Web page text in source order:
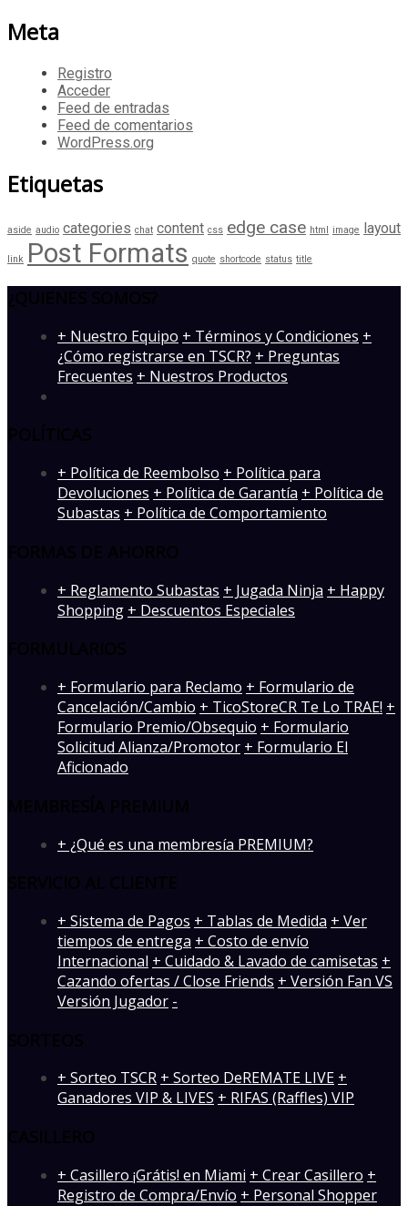
Meta
Registro
Acceder
Feed de entradas
Feed de comentarios
WordPress.org
Etiquetas
aside audio categories chat content css edge case html image layout
link Post Formats quote shortcode status title
­+ Nuestro Equipo + Términos y Condiciones +
¿Cómo registrarse en TSCR? + Preguntas
Frecuentes + Nuestros Productos
+ Política de Reembolso + Política para
Devoluciones + Política de Garantía + Política de
Subastas + Política de Comportamiento
+ Reglamento Subastas + Jugada Ninja + Happy
Shopping + Descuentos Especiales
+ Formulario para Reclamo + Formulario de
Cancelación/Cambio + TicoStoreCR Te Lo TRAE! +
Formulario Premio/Obsequio + Formulario
Solicitud Alianza/Promotor + Formulario El
Aficionado
+ ¿Qué es una membresía PREMIUM?
+ Sistema de Pagos + Tablas de Medida + Ver
tiempos de entrega + Costo de envío
Internacional + Cuidado & Lavado de camisetas +
Cazando ofertas / Close Friends + Versión Fan VS
Versión Jugador -
+ Sorteo TSCR + Sorteo DeREMATE LIVE +
Ganadores VIP & LIVES + RIFAS (Raffles) VIP
+ Casillero ¡Grátis! en Miami + Crear Casillero +
Registro de Compra/Envío + Personal Shopper